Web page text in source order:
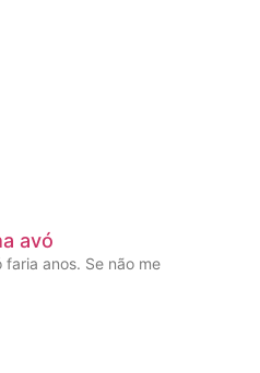
avó
faria anos. Se não me